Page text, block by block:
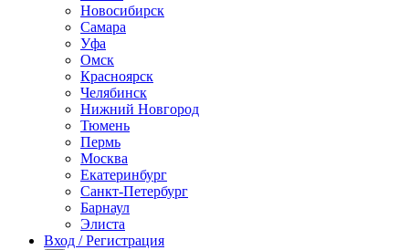
Новосибирск
Самара
Уфа
Омск
Красноярск
Челябинск
Нижний Новгород
Тюмень
Пермь
Москва
Екатеринбург
Санкт-Петербург
Барнаул
Элиста
Вход / Регистрация